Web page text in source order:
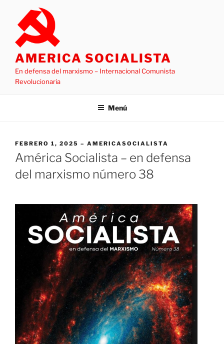
contenido
AMERICA SOCIALISTA
En defensa del marxismo – Internacional Comunista
Revolucionaria
Menú
PUBLICADO
EL
FEBRERO 1, 2025 AMERICASOCIALISTA
América Socialista – en defensa
del marxismo número 38